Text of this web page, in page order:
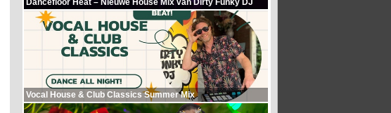
Dancefloor Heat – Nieuwe House Mix van Dirty Funky DJ
Vocal House & Club Classics Summer Mix